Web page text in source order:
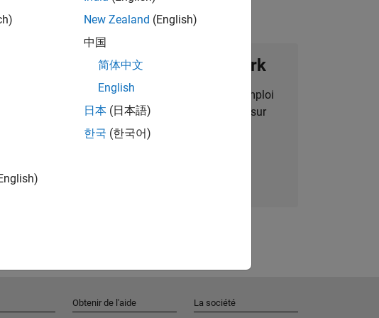
Rejoignez notre Talent Network
Recevez des alertes pour des opportunités d'emploi
personnalisées, des articles et des actualités sur
l'entreprise.
New Zealand (English)
中国
简体中文
English
日本 (日本語)
한국 (한국어)
Obtenir de l'aide La société